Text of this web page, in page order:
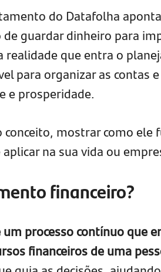
do Datafolha
guardar dinheiro para
que entra o
para organizar as contas
e prosperidade.
conceito, mostrar como ele
na sua vida ou
financeiro?
processo contínuo que
financeiros de uma